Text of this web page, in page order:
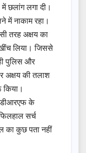
छलांग लगा दी।
में नाकाम रहा।
तरह अक्षय का
लिया। जिससे
पुलिस और
अक्षय की तलाश
के
सर्च
का कुछ पता नहीं